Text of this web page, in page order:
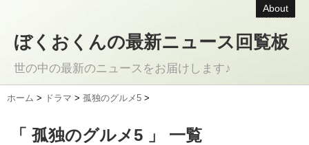
About
ぼくおくんの最新ニュース回覧板
世の中の最新のニュースをお届けします♪
ホーム > ドラマ > 孤独のグルメ5 >
「 孤独のグルメ5 」 一覧